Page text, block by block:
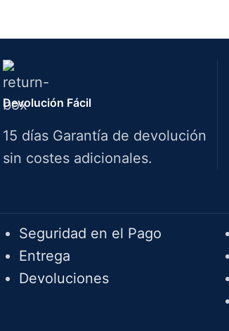
Devolución Fácil
15 días Garantía de devolución
sin costes adicionales.
Seguridad en el Pago
Entrega
Devoluciones